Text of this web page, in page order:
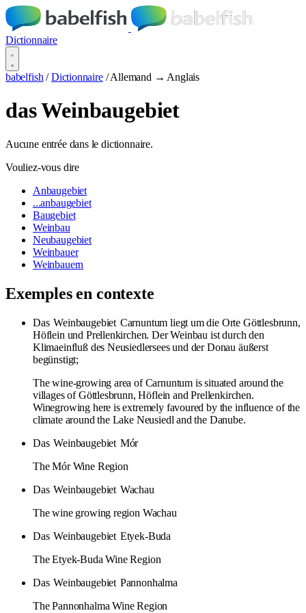
Dictionnaire
babelfish / Dictionnaire / Allemand → Anglais
das Weinbaugebiet
Aucune entrée dans le dictionnaire.
Vouliez-vous dire
Anbaugebiet
...anbaugebiet
Baugebiet
Weinbau
Neubaugebiet
Weinbauer
Weinbauern
Exemples en contexte
Das Weinbaugebiet Carnuntum liegt um die Orte Göttlesbrunn,
Höflein und Prellenkirchen. Der Weinbau ist durch den
Klimaeinfluß des Neusiedlersees und der Donau äußerst
begünstigt;
The wine-growing area of Carnuntum is situated around the
villages of Göttlesbrunn, Höflein and Prellenkirchen.
Winegrowing here is extremely favoured by the influence of the
climate around the Lake Neusiedl and the Danube.
Das Weinbaugebiet Mór
The Mór Wine Region
Das Weinbaugebiet Wachau
The wine growing region Wachau
Das Weinbaugebiet Etyek-Buda
The Etyek-Buda Wine Region
Das Weinbaugebiet Pannonhalma
The Pannonhalma Wine Region